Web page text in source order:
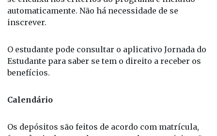
inscrever.
Estudante para saber se tem o direito a receber os
benefícios.
frequência dos estudantes nas aulas e participação
no Enem. Os pagamentos seguem um cronograma